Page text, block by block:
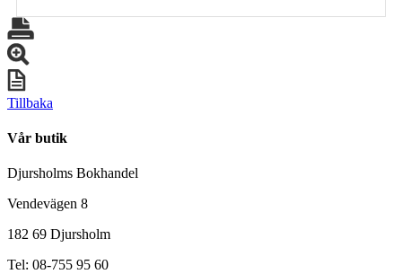
Tillbaka
Vår butik
Djursholms Bokhandel
Vendevägen 8
182 69 Djursholm
Tel: 08-755 95 60